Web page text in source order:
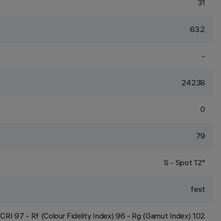
31
63.2
-
24238
0
79
S - Spot 12°
fest
CRI97 - Rf (Colour Fidelity Index) 96 - Rg (Gamut Index) 102